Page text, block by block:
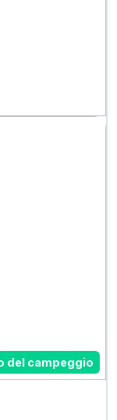
del campeggio